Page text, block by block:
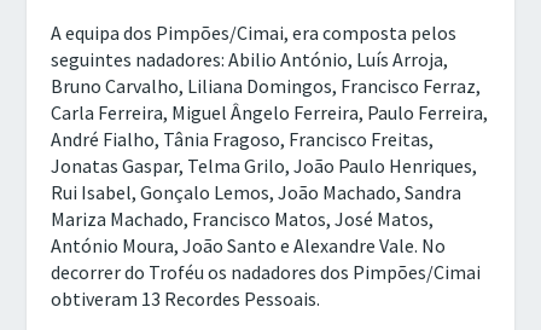
A equipa dos Pimpões/Cimai, era composta pelos
seguintes nadadores: Abilio António, Luís Arroja,
Bruno Carvalho, Liliana Domingos, Francisco Ferraz,
Carla Ferreira, Miguel Ângelo Ferreira, Paulo Ferreira,
André Fialho, Tânia Fragoso, Francisco Freitas,
Jonatas Gaspar, Telma Grilo, João Paulo Henriques,
Rui Isabel, Gonçalo Lemos, João Machado, Sandra
Mariza Machado, Francisco Matos, José Matos,
António Moura, João Santo e Alexandre Vale. No
decorrer do Troféu os nadadores dos Pimpões/Cimai
obtiveram 13 Recordes Pessoais.